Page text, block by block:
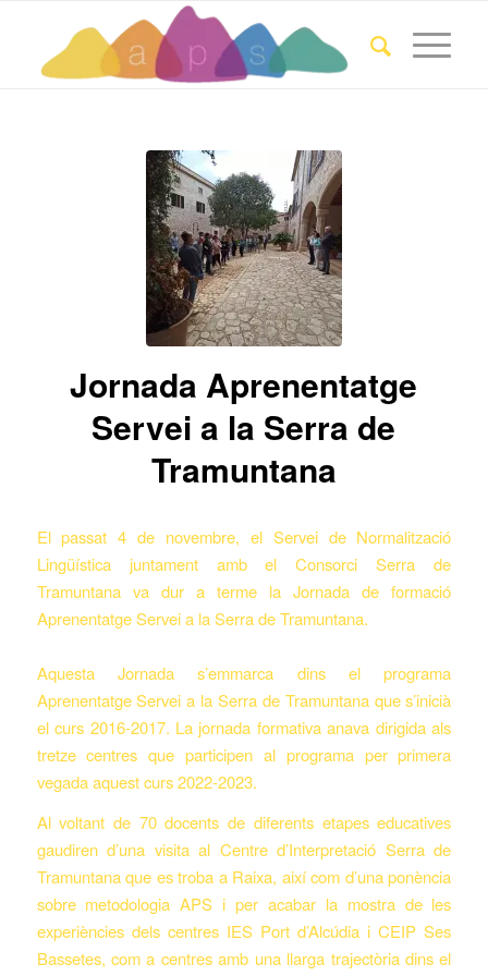
Jornada Aprenentatge
Servei a la Serra de
Tramuntana
El passat 4 de novembre, el Servei de Normalització
Lingüística juntament amb el Consorci Serra de
Tramuntana va dur a terme la Jornada de formació
Aprenentatge Servei a la Serra de Tramuntana.
Aquesta Jornada s’emmarca dins el programa
Aprenentatge Servei a la Serra de Tramuntana que s’inicià
el curs 2016-2017. La jornada formativa anava dirigida als
tretze centres que participen al programa per primera
vegada aquest curs 2022-2023.
Al voltant de 70 docents de diferents etapes educatives
gaudiren d’una visita al Centre d’Interpretació Serra de
Tramuntana que es troba a Raixa, així com d’una ponència
sobre metodologia APS i per acabar la mostra de les
experiències dels centres IES Port d’Alcúdia i CEIP Ses
Bassetes, com a centres amb una llarga trajectòria dins el